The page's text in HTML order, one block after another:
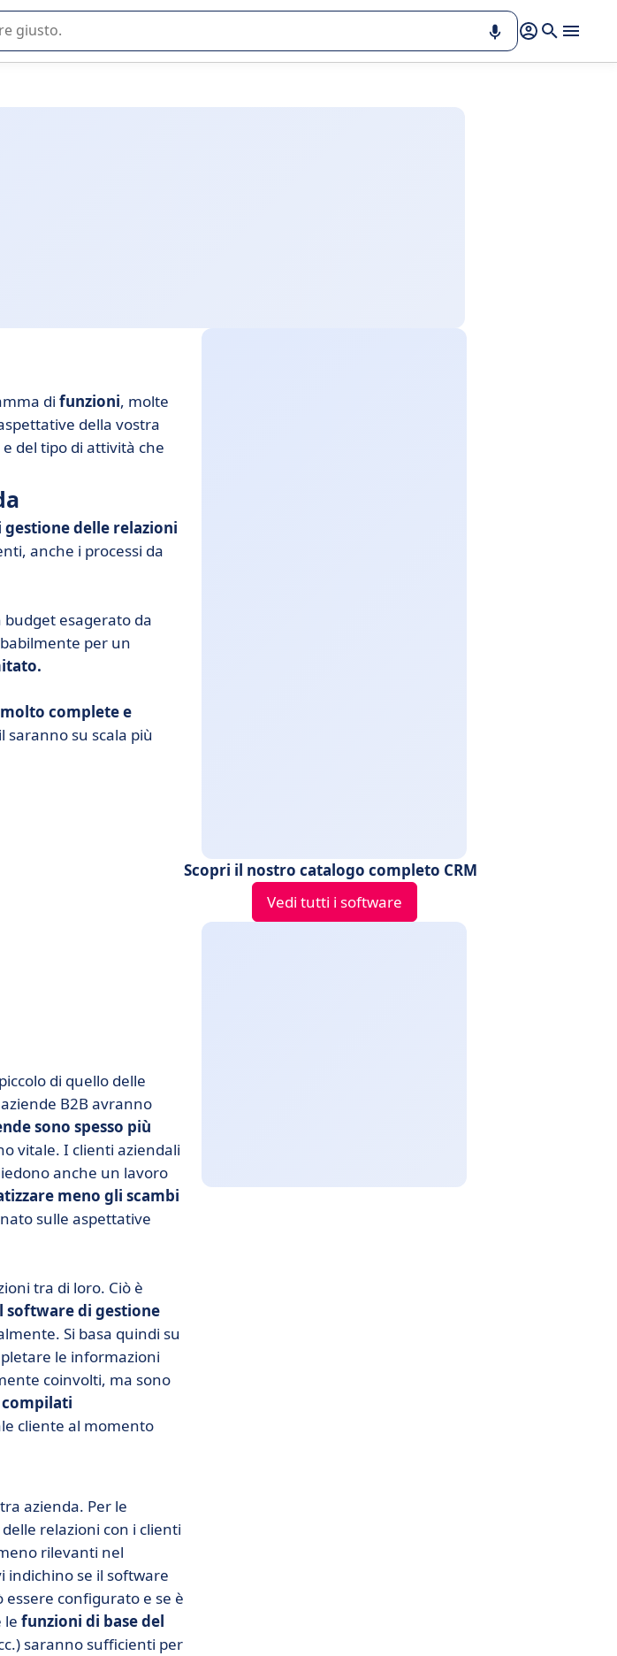
per la vostra azienda.
di funzioni, molte
della vostra
del tipo di attività che
gestione delle relazioni
anche i processi da
esagerato da
per un
complete e
saranno su scala più
di quello delle
B2B avranno
sono spesso più
vitale. I clienti aziendali
anche un lavoro
meno gli scambi
sulle aspettative
tra di loro. Ciò è
software di gestione
Si basa quindi su
le informazioni
coinvolti, ma sono
compilati
cliente al momento
azienda. Per le
relazioni con i clienti
rilevanti nel
indichino se il software
configurato e se è
le funzioni di base del
saranno sufficienti per
Scopri il nostro catalogo completo CRM
Vedi tutti i software